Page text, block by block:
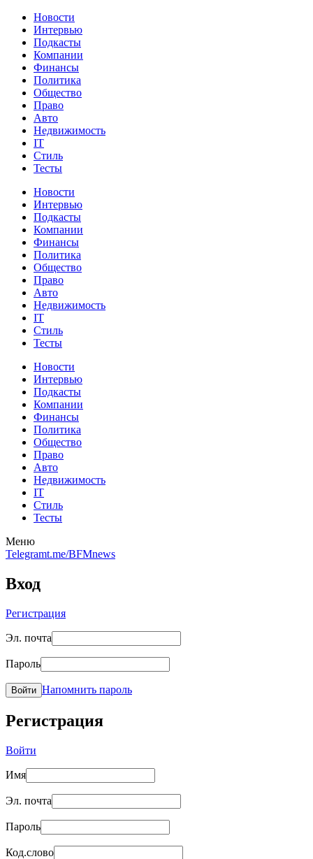
Новости
Интервью
Подкасты
Компании
Финансы
Политика
Общество
Право
Авто
Недвижимость
IT
Стиль
Тесты
Новости
Интервью
Подкасты
Компании
Финансы
Политика
Общество
Право
Авто
Недвижимость
IT
Стиль
Тесты
Новости
Интервью
Подкасты
Компании
Финансы
Политика
Общество
Право
Авто
Недвижимость
IT
Стиль
Тесты
Меню
Telegramt.me/BFMnews
Вход
Регистрация
Эл. почта
Пароль
Войти Напомнить пароль
Регистрация
Войти
Имя
Эл. почта
Пароль
Код.слово